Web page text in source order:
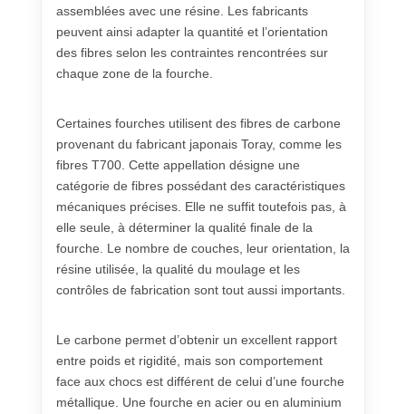
assemblées avec une résine. Les fabricants
peuvent ainsi adapter la quantité et l’orientation
des fibres selon les contraintes rencontrées sur
chaque zone de la fourche.
Certaines fourches utilisent des fibres de carbone
provenant du fabricant japonais Toray, comme les
fibres T700. Cette appellation désigne une
catégorie de fibres possédant des caractéristiques
mécaniques précises. Elle ne suffit toutefois pas, à
elle seule, à déterminer la qualité finale de la
fourche. Le nombre de couches, leur orientation, la
résine utilisée, la qualité du moulage et les
contrôles de fabrication sont tout aussi importants.
Le carbone permet d’obtenir un excellent rapport
entre poids et rigidité, mais son comportement
face aux chocs est différent de celui d’une fourche
métallique. Une fourche en acier ou en aluminium